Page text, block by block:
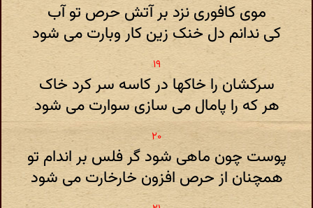
موی کافوری نزد بر آتش حرص تو آب
کی ندانم دل خنک زین کار وبارت می شود
سرکشان را خاکها در کاسه سر کرد خاک
هر که را پامال می سازی سوارت می شود
پوست چون ماهی شود گر فلس بر اندام تو
همچنان از حرص افزون خارخارت می شود